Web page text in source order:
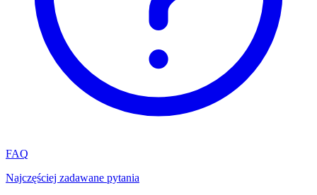
FAQ
Najczęściej zadawane pytania